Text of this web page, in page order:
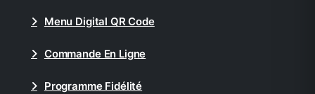
Menu Digital QR Code
Commande En Ligne
Programme Fidélité